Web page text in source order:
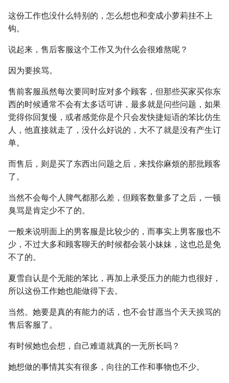
这份工作也没什么特别的，怎么想也和变成小萝莉挂不上
钩。
说起来，售后客服这个工作又为什么会很难熬呢？
因为要挨骂。
售前客服虽然每次要同时应对多个顾客，但那些买家买你东
西的时候通常不会有太多话可讲，最多就是问些问题，如果
觉得你回复慢，或者感觉你是个只会发快捷短语的笨比仿生
人，他直接就走了，没什么好说的，大不了就是没有产生订
单。
而售后，则是买了东西出问题之后，来找你麻烦的那批顾客
了。
当然不会每个人脾气都那么差，但顾客数量多了之后，一顿
臭骂是肯定少不了的。
一般来说明面上的男客服是比较少的，而事实上男客服也不
少，不过大多和顾客聊天的时候都会装小妹妹，这也总是免
不了的。
夏雪自认是个无能的笨比，再加上承受压力的能力也很好，
所以这份工作她也能做得下去。
当然。她要是真的有能力的话，也不会甘愿当个天天挨骂的
售后客服了。
有时候她也会想，自己难道就真的一无所长吗？
她想做的事情其实有很多，向往的工作和事物也不少。